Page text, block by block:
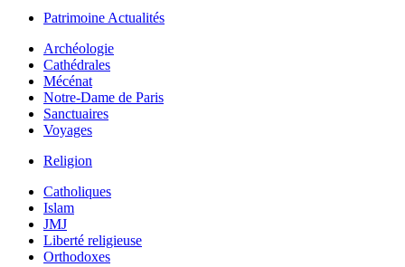
Patrimoine Actualités
Archéologie
Cathédrales
Mécénat
Notre-Dame de Paris
Sanctuaires
Voyages
Religion
Catholiques
Islam
JMJ
Liberté religieuse
Orthodoxes